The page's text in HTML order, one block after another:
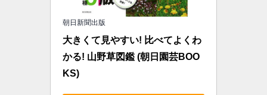
朝日新聞出版
大きくて見やすい! 比べてよくわ
かる! 山野草図鑑 (朝日園芸BOO
KS)